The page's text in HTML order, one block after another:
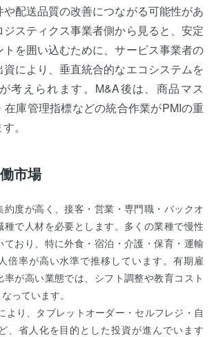
配送品質の改善につながる可能性があ
ジスティクス事業者側から見ると、安定
トを囲い込むために、サービス事業者の
により、垂直統合的なエコシステムを
考えられます。M&A後は、商品マス
在庫管理指標などの統合作業がPMIの重
。
市場
約度が高く、接客・営業・専門職・バックオ
種で人材を必要とします。多くの業種で慢性
ており、特に外食・宿泊・介護・保育・運輸
倍率が高い水準で推移しています。有期雇
率が高い業態では、シフト調整や教育コスト
っています。
より、タブレットオーダー・セルフレジ・自
、省人化を目的とした投資が進んでいます